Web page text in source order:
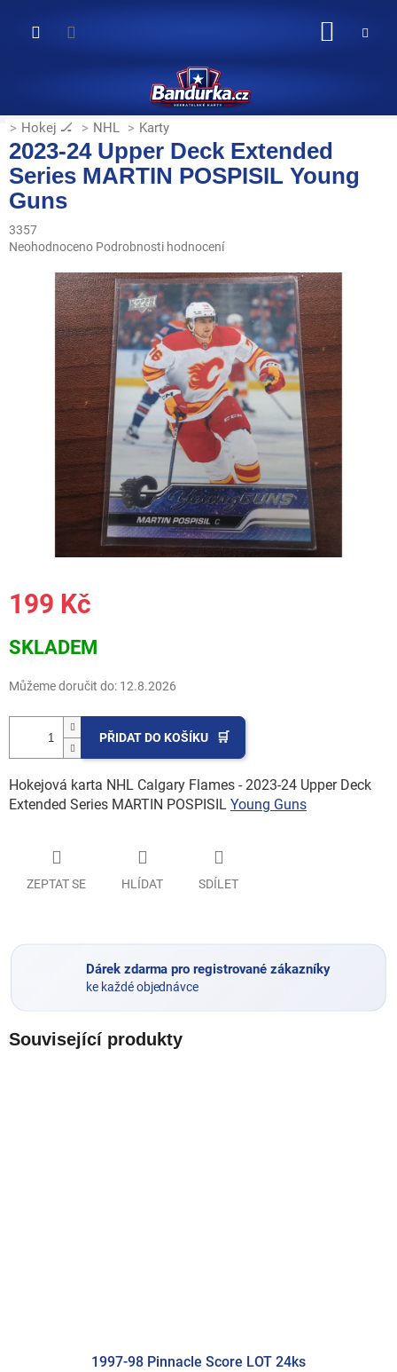
obsah
Hokej 🏒 NHL Karty
2023-24 Upper Deck Extended
Series MARTIN POSPISIL Young
Guns
3357
Průměrné
produktu
hvězdiček.
Neohodnoceno Podrobnosti hodnocení
199 Kč
cena:
SKLADEM
Můžeme doručit do: 12.8.2026
PŘIDAT DO KOŠÍKU
Hokejová karta NHL Calgary Flames - 2023-24 Upper Deck
Extended Series MARTIN POSPISIL Young Guns
ZEPTAT SE HLÍDAT SDÍLET
Dárek zdarma pro registrované zákazníky
ke každé objednávce
Související produkty
1997-98 Pinnacle Score LOT 24ks